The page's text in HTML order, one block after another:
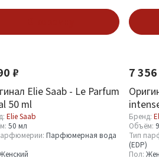
₽
Elie Saab - Le Parfum
50 ml
Elie Saab
50 мл
Парфюмерная вода
7 356
Бренд:
Объём:
Тип
(EDP)
Пол: